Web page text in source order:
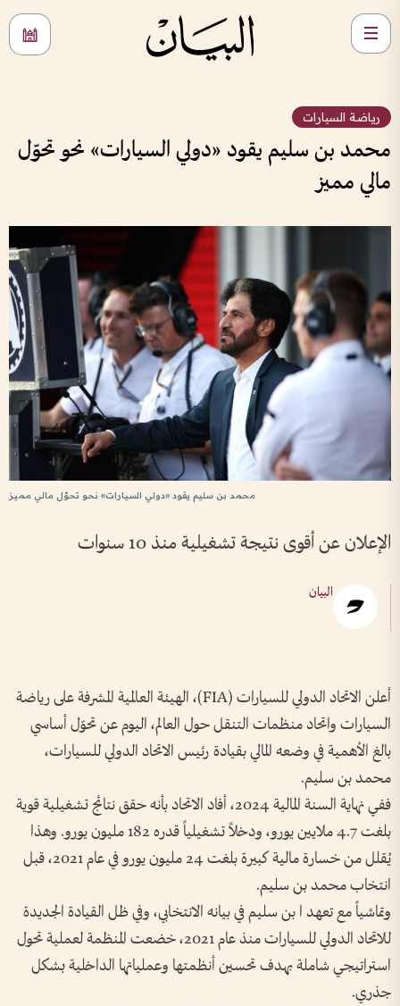
رياضة السيارات
محمد بن سليم يقود «دولي السيارات» نحو تحوّل
مالي مميز
محمد بن سليم يقود «دولي السيارات» نحو تحوّل مالي مميز
الإعلان عن أقوى نتيجة تشغيلية منذ 10 سنوات
البيان
أعلن الاتحاد الدولي للسيارات (FIA)، الهيئة العالمية المشرفة على رياضة
السيارات واتحاد منظمات التنقل حول العالم، اليوم عن تحوّل أساسي
بالغ الأهمية في وضعه المالي بقيادة رئيس الاتحاد الدولي للسيارات،
محمد بن سليم.
ففي نهاية السنة المالية 2024، أفاد الاتحاد بأنه حقق نتائج تشغيلية قوية
بلغت 4.7 ملايين يورو، ودخلاً تشغيلياً قدره 182 مليون يورو. وهذا
يُقلل من خسارة مالية كبيرة بلغت 24 مليون يورو في عام 2021، قبل
انتخاب محمد بن سليم.
وتماشياً مع تعهد ا بن سليم في بيانه الانتخابي، وفي ظل القيادة الجديدة
للاتحاد الدولي للسيارات منذ عام 2021، خضعت المنظمة لعملية تحول
استراتيجي شاملة بهدف تحسين أنظمتها وعملياتها الداخلية بشكل
جذري.